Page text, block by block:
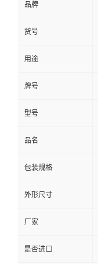
品牌
货号
用途
牌号
型号
品名
包装规格
外形尺寸
厂家
是否进口